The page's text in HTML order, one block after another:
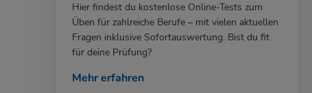
Hier findest du kostenlose Online-Tests zum
Üben für zahlreiche Berufe – mit vielen aktuellen
Fragen inklusive Sofortauswertung. Bist du fit
für deine Prüfung?
Mehr erfahren